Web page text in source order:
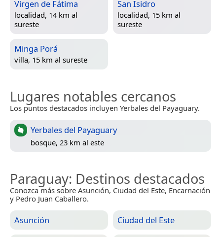
Virgen de Fátima
localidad, 14 km al
sureste
San Isidro
localidad, 15 km al
sureste
Minga Porá
villa, 15 km al sureste
Lugares notables cercanos
Los puntos destacados incluyen Yerbales del Payaguary.
Yerbales del Payaguary
bosque, 23 km al este
Paraguay: Destinos destacados
Conozca más sobre Asunción, Ciudad del Este, Encarnación
y Pedro Juan Caballero.
Asunción Ciudad del Este